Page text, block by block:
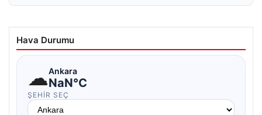
Hava Durumu
☁Ankara
NaN°C
ŞEHIR SEÇ